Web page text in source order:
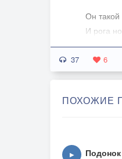
Он
И рога
И рога,
Он с
37 6
ПОХОЖИЕ
▶